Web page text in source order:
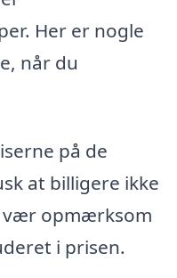
Her er nogle
når du
på de
at billigere ikke
vær opmærksom
i prisen.